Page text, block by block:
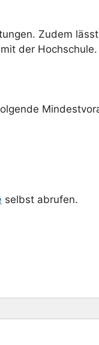
Zudem
der Hochschule.
selbst abrufen.